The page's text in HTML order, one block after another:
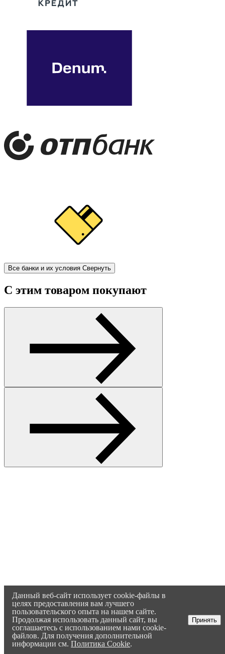
Все банки и их условия Свернуть
С этим товаром покупают
Данный веб-сайт использует cookie-файлы в
целях предоставления вам лучшего
пользовательского опыта на нашем сайте.
Продолжая использовать данный сайт, вы
соглашаетесь с использованием нами cookie-
файлов. Для получения дополнительной
информации см.Политика Cookie.
Принять